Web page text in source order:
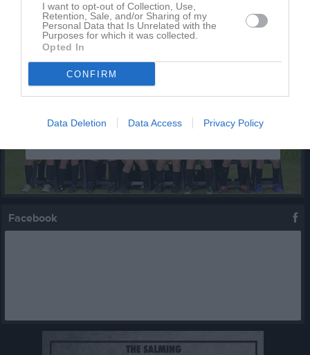
I want to opt-out of Collection, Use,
Retention, Sale, and/or Sharing of my
Personal Data that Is Unrelated with the
Purposes for which it was collected.
Opted In
CONFIRM
Data Deletion Data Access Privacy Policy
Kalenderöversikt
Facebook